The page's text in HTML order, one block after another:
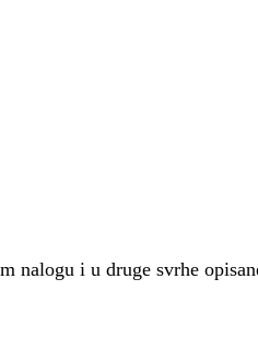
nalogu i u druge svrhe